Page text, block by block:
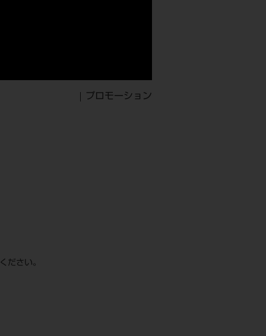
プロモーション
ださい。